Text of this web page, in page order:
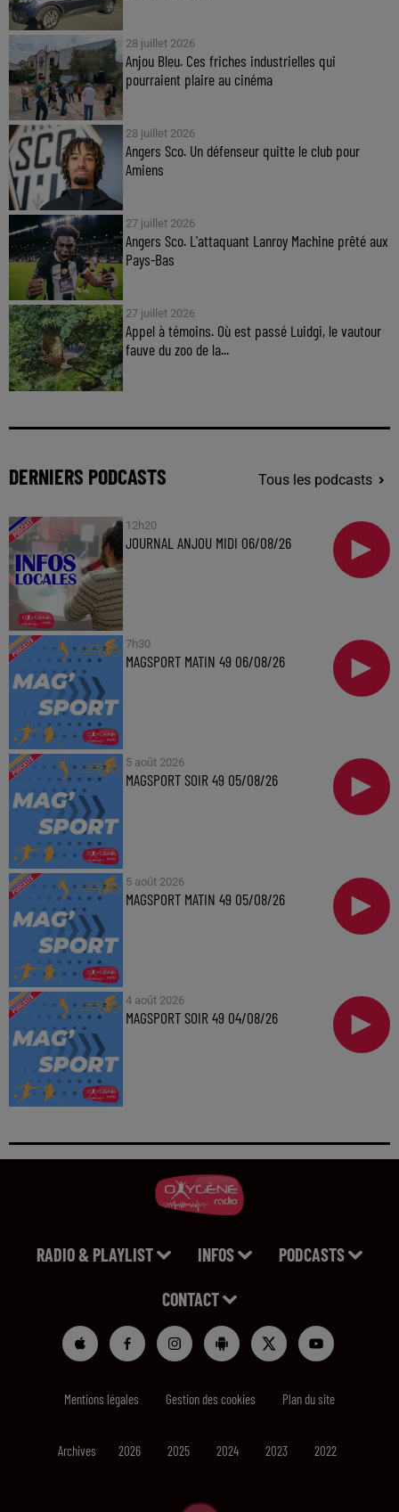
28 juillet 2026
Anjou Bleu. Ces friches industrielles qui
pourraient plaire au cinéma
28 juillet 2026
Angers Sco. Un défenseur quitte le club pour
Amiens
27 juillet 2026
Angers Sco. L'attaquant Lanroy Machine prêté aux
Pays-Bas
27 juillet 2026
Appel à témoins. Où est passé Luidgi, le vautour
fauve du zoo de la...
DERNIERS PODCASTS Tous les podcasts
12h20
JOURNAL ANJOU MIDI 06/08/26
7h30
MAGSPORT MATIN 49 06/08/26
5 août 2026
MAGSPORT SOIR 49 05/08/26
5 août 2026
MAGSPORT MATIN 49 05/08/26
4 août 2026
MAGSPORT SOIR 49 04/08/26
RADIO & PLAYLIST INFOS PODCASTS
CONTACT
Mentions légales Gestion des cookies Plan du site
Archives 2026 2025 2024 2023 2022